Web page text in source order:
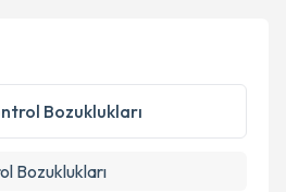
Bozuklukları
Bozuklukları